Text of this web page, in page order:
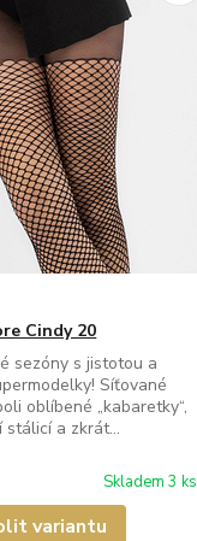
Cindy 20
sezóny s jistotou a
Síťované
oblíbené „kabaretky“,
a zkrát...
Skladem 3 ks
variantu